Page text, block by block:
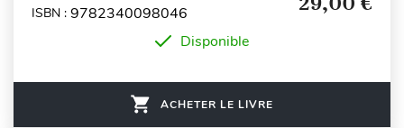
ISBN : 9782340098046
Disponible
ACHETER LE LIVRE